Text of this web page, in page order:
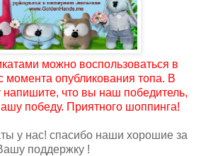
можно воспользоваться в
момента опубликования топа. В
напишите, что вы наш победитель,
победу. Приятного шоппинга!
у нас! спасибо наши хорошие за
поддержку !